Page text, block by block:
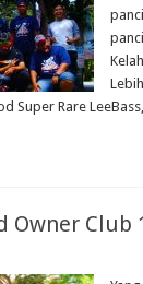
Super Rare
Owner Club